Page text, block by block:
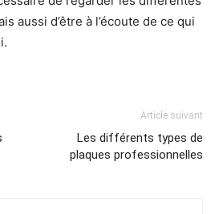
aussi d’être à l’écoute de ce qui
Article suivant
Les différents types de
plaques professionnelles